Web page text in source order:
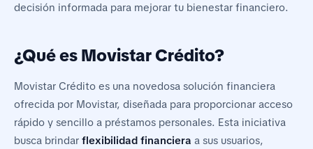
decisión informada para mejorar tu bienestar financiero.
¿Qué es Movistar Crédito?
Movistar Crédito es una novedosa solución financiera
ofrecida por Movistar, diseñada para proporcionar acceso
rápido y sencillo a préstamos personales. Esta iniciativa
busca brindar flexibilidad financiera a sus usuarios,